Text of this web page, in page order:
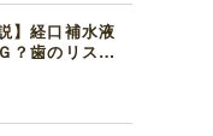
】経口補水液
？歯のリスク